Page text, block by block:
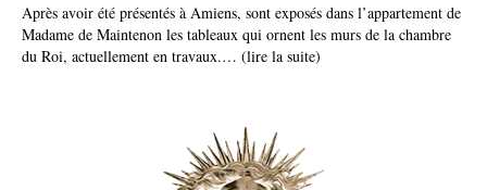
Après avoir été présentés à Amiens, sont exposés dans l’appartement de
Madame de Maintenon les tableaux qui ornent les murs de la chambre
du Roi, actuellement en travaux.… (lire la suite)